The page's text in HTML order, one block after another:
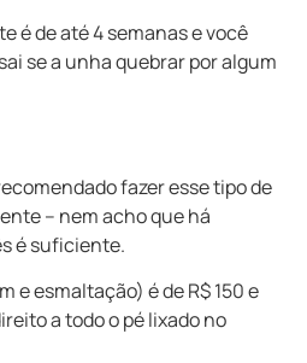
é de até 4 semanas e você
se a unha quebrar por algum
fazer esse tipo de
– nem acho que há
é suficiente.
e esmaltação) é de R$ 150 e
a todo o pé lixado no